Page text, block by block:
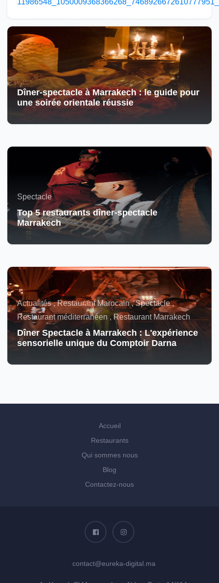
Dîner-spectacle à Marrakech : le guide pour
une soirée orientale réussie
Spectacle
Top 5 restaurants dîner-spectacle
Marrakech
Actualités , Restaurant Marocain , Spectacle ,
Restaurant méditerranéen , Restaurant Marrakech
Dîner Spectacle à Marrakech : L'expérience
sensorielle unique du Comptoir Darna
Accueil
Restaurants
Qui sommes nous
Blog
Contactez-nous
contact@eureka-digital.ma